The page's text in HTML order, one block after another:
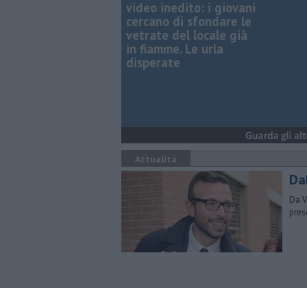
video inedito: i giovani
cercano di sfondare le
vetrate del locale già
in fiamme. Le urla
disperate
Attualità
Da